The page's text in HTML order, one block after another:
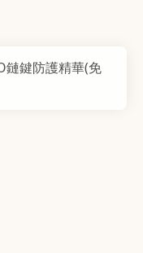
鏈鍵防護精華(免